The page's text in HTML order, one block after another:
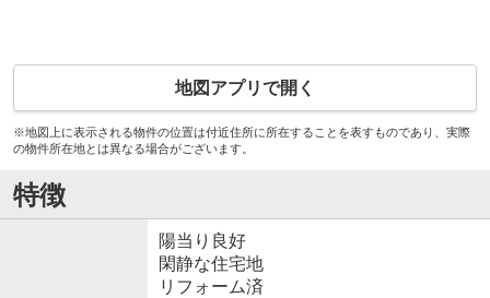
地図アプリで開く
※地図上に表示される物件の位置は付近住所に所在することを表すものであり、実際
の物件所在地とは異なる場合がございます。
特徴
陽当り良好
閑静な住宅地
リフォーム済